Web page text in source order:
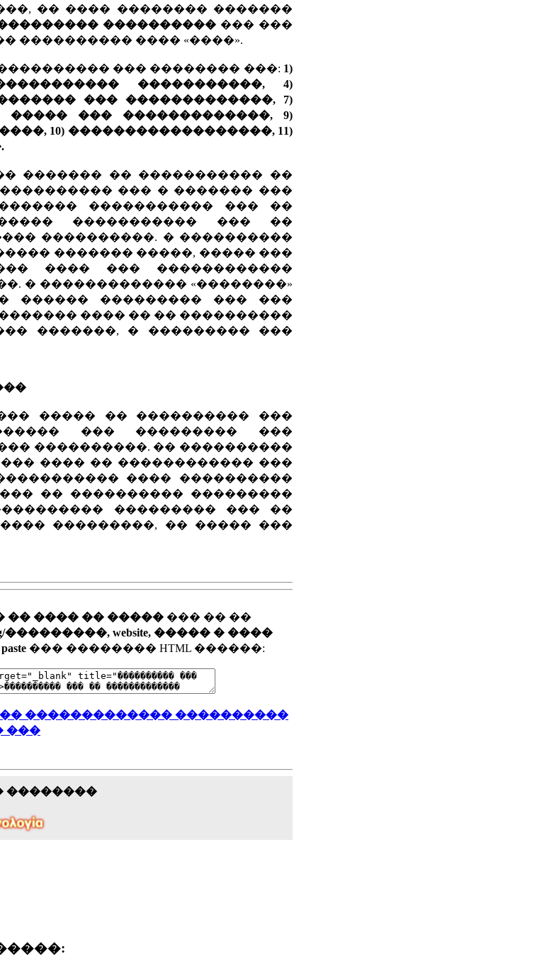
�� ���� �������� �������
���������� ��� ���
���������� ���� «����».
��� �������� ���: 1)
�����������, 4)
��� �������������, 7)
����� ��� �������������, 9)
10) ������������������, 11)
������� �� ����������� ��
��� � ������� ���
����������� ��� ��
����������� ��� ��
����������. � ����������
������� �����, ����� ���
���� ��� ������������
� ������������� «��������»
������ ��������� ��� ���
���� �� �� ����������
�������, � ��������� ���
����� �� ���������� ���
��� ��������� ���
����������. �� ����������
���� �� ������������ ���
���� ����������
�� ���������� ���������
��������� ��� ��
���������, �� ����� ���
�� ���� �� ����� ��� �� ��
website, ����� � ����
��� �������� HTML ������:
������������� ����������
���
��������